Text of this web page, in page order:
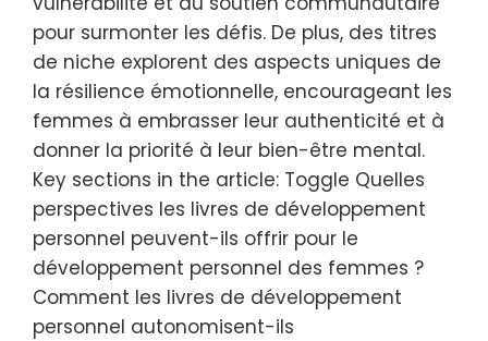
pour surmonter les défis. De plus, des titres
de niche explorent des aspects uniques de
la résilience émotionnelle, encourageant les
femmes à embrasser leur authenticité et à
donner la priorité à leur bien-être mental.
Key sections in the article: Toggle Quelles
perspectives les livres de développement
personnel peuvent-ils offrir pour le
développement personnel des femmes ?
Comment les livres de développement
personnel autonomisent-ils